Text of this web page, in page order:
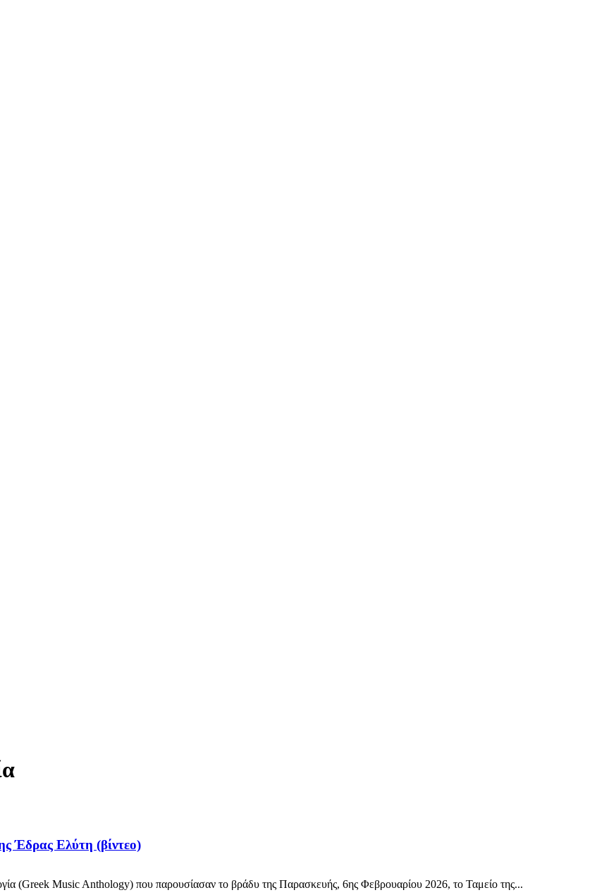
Έδρας Ελύτη (βίντεο)
Music Anthology) που παρουσίασαν το βράδυ της Παρασκευής, 6ης Φεβρουαρίου 2026, το Ταμείο της...